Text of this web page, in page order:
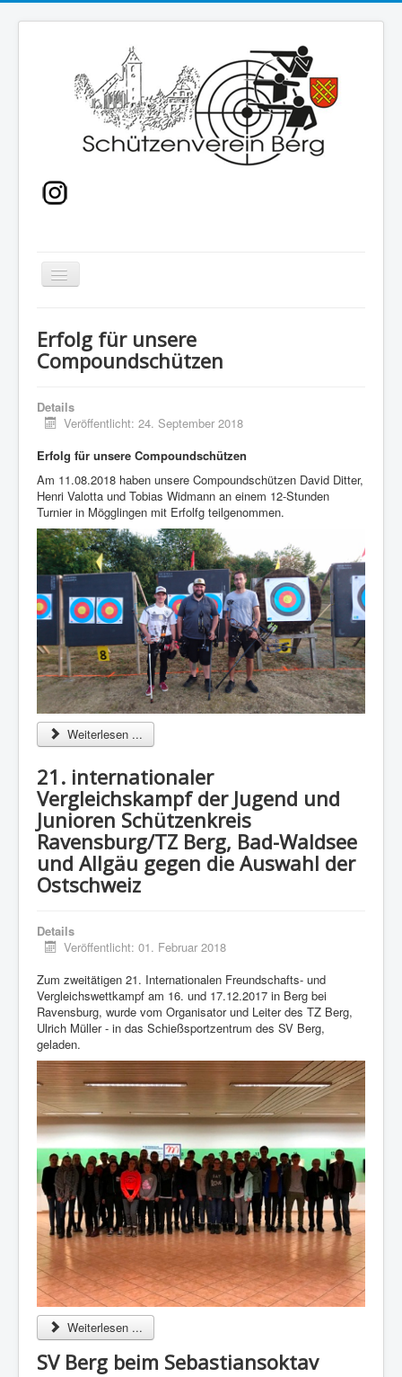
Navigation
an/aus
Sport
Termine
Links
Impressum
Datenschutz
Erfolg für unsere
Compoundschützen
Details
Veröffentlicht: 24. September 2018
Erfolg für unsere Compoundschützen
Am 11.08.2018 haben unsere Compoundschützen David Ditter,
Henri Valotta und Tobias Widmann an einem 12-Stunden
Turnier in Mögglingen mit Erfolfg teilgenommen.
Weiterlesen ...
21. internationaler
Vergleichskampf der Jugend und
Junioren Schützenkreis
Ravensburg/TZ Berg, Bad-Waldsee
und Allgäu gegen die Auswahl der
Ostschweiz
Details
Veröffentlicht: 01. Februar 2018
Zum zweitätigen 21. Internationalen Freundschafts- und
Vergleichswettkampf am 16. und 17.12.2017 in Berg bei
Ravensburg, wurde vom Organisator und Leiter des TZ Berg,
Ulrich Müller - in das Schießsportzentrum des SV Berg,
geladen.
Weiterlesen ...
SV Berg beim Sebastiansoktav